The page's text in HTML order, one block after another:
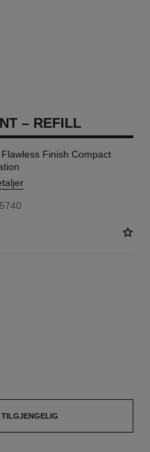
– REFILL
Finish Compact